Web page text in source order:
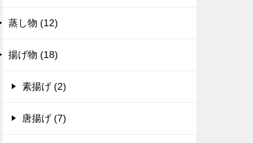
蒸し物 (12)
揚げ物 (18)
素揚げ (2)
唐揚げ (7)